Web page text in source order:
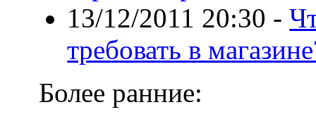
13/12/2011 20:30 -
требовать в
Более ранние: